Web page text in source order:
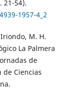
21-54).
1957-4_2
M. H.
La Palmera
de
de Ciencias